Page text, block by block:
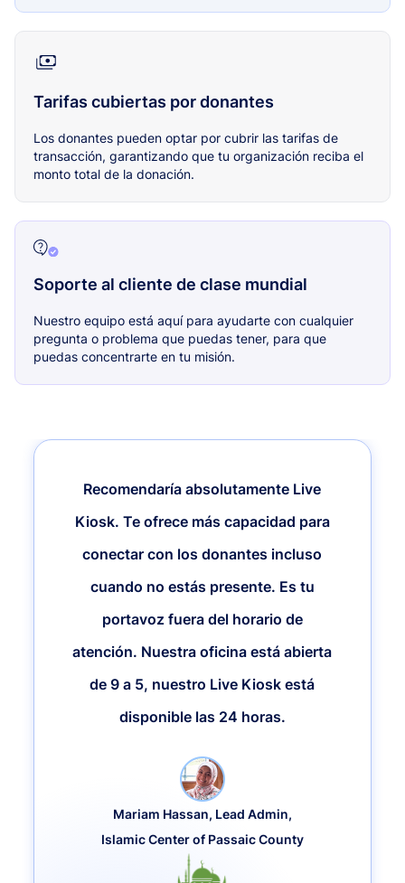
Tarifas cubiertas por donantes
Los donantes pueden optar por cubrir las tarifas de
transacción, garantizando que tu organización reciba el
monto total de la donación.
Soporte al cliente de clase mundial
Nuestro equipo está aquí para ayudarte con cualquier
pregunta o problema que puedas tener, para que
puedas concentrarte en tu misión.
Recomendaría absolutamente Live
Kiosk. Te ofrece más capacidad para
conectar con los donantes incluso
cuando no estás presente. Es tu
portavoz fuera del horario de
atención. Nuestra oficina está abierta
de 9 a 5, nuestro Live Kiosk está
disponible las 24 horas.
Mariam Hassan, Lead Admin,
Islamic Center of Passaic County